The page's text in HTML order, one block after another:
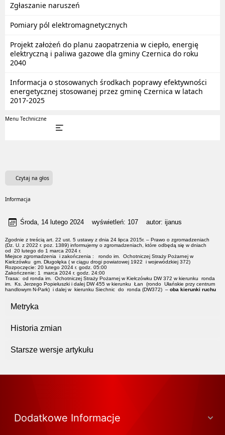
Zgłaszanie naruszeń
Pomiary pól elektromagnetycznych
Projekt założeń do planu zaopatrzenia w ciepło, energię
elektryczną i paliwa gazowe dla gminy Czernica do roku
2040
Informacja o stosowanych środkach poprawy efektywności
energetycznej stosowanej przez gminę Czernica w latach
2017-2025
Menu Techniczne
Czytaj na głos
Informacja
Środa, 14 lutego 2024 wyświetleń: 107 autor: ijanus
Zgodnie z treścią art. 22 ust. 5 ustawy z dnia 24 lipca 2015r. – Prawo o zgromadzeniach
(Dz. U. z 2022 r. poz. 1389) informujemy o zgromadzeniach, które odbędą się w dniach
od 20 lutego do 1 marca 2024 r.
Miejsce zgromadzenia i zakończenia : rondo im. Ochotniczej Straży Pożarnej w
Kiełczówku gm. Długołęka ( w ciągu drogi powiatowej 1922 i wojewódzkiej 372)
Rozpoczęcie: 20 lutego 2024 r. godz. 05:00
Zakończenie: 1 marca 2024 r. godz. 24:00
Trasa: od ronda im. Ochotniczej Straży Pożarnej w Kiełczówku DW 372 w kierunku ronda
im. Ks. Jerzego Popiełuszki i dalej DW 455 w kierunku Łan (rondo Ułańskie przy centrum
handlowym N-Park) i dalej w kierunku Siechnic do ronda (DW372) – oba kierunki ruchu
Metryka
Historia zmian
Starsze wersje artykułu
Dodatkowe Informacje